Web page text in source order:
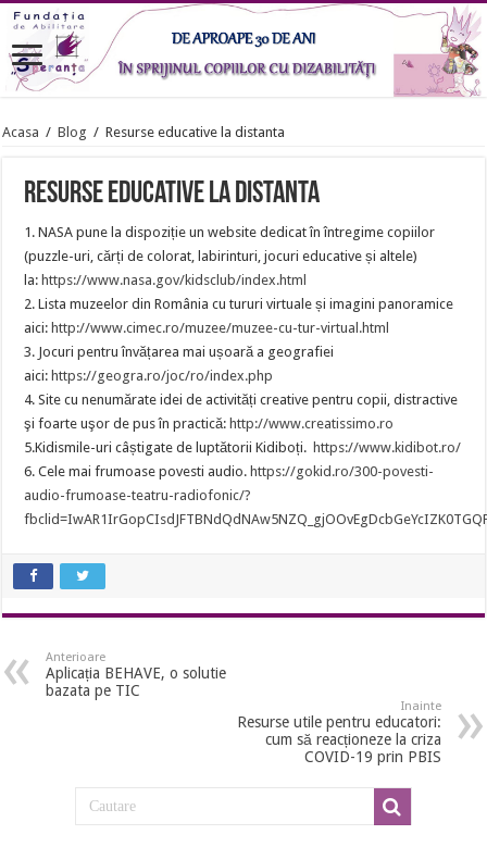
Acasa / Blog / Resurse educative la distanta
Resurse educative la distanta
1. NASA pune la dispoziție un website dedicat în întregime copiilor
(puzzle-uri, cărți de colorat, labirinturi, jocuri educative și altele)
la: https://www.nasa.gov/kidsclub/index.html
2. Lista muzeelor din România cu tururi virtuale și imagini panoramice
aici: http://www.cimec.ro/muzee/muzee-cu-tur-virtual.html
3. Jocuri pentru învățarea mai ușoară a geografiei
aici: https://geogra.ro/joc/ro/index.php
4. Site cu nenumărate idei de activități creative pentru copii, distractive
şi foarte uşor de pus în practică: http://www.creatissimo.ro
5.Kidismile-uri câștigate de luptătorii Kidiboți. https://www.kidibot.ro/
6. Cele mai frumoase povesti audio. https://gokid.ro/300-povesti-
audio-frumoase-teatru-radiofonic/?
Anterioare
Aplicația BEHAVE, o solutie
bazata pe TIC
Inainte
Resurse utile pentru educatori:
cum să reacționeze la criza
COVID-19 prin PBIS